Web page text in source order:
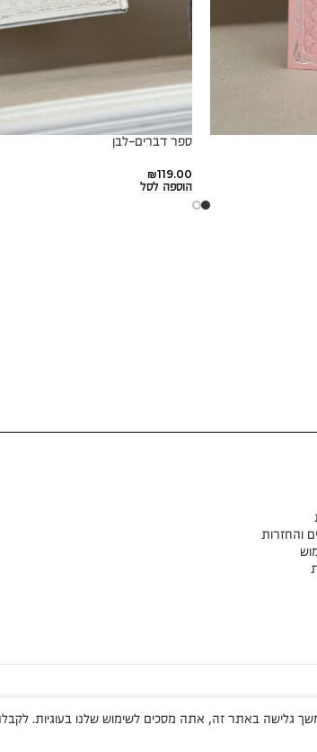
ספר דברים-לבן
₪119.00
הוספה לסל
והחזרות
גלישה באתר זה, אתה מסכים לשימוש שלנו בעוגיות.